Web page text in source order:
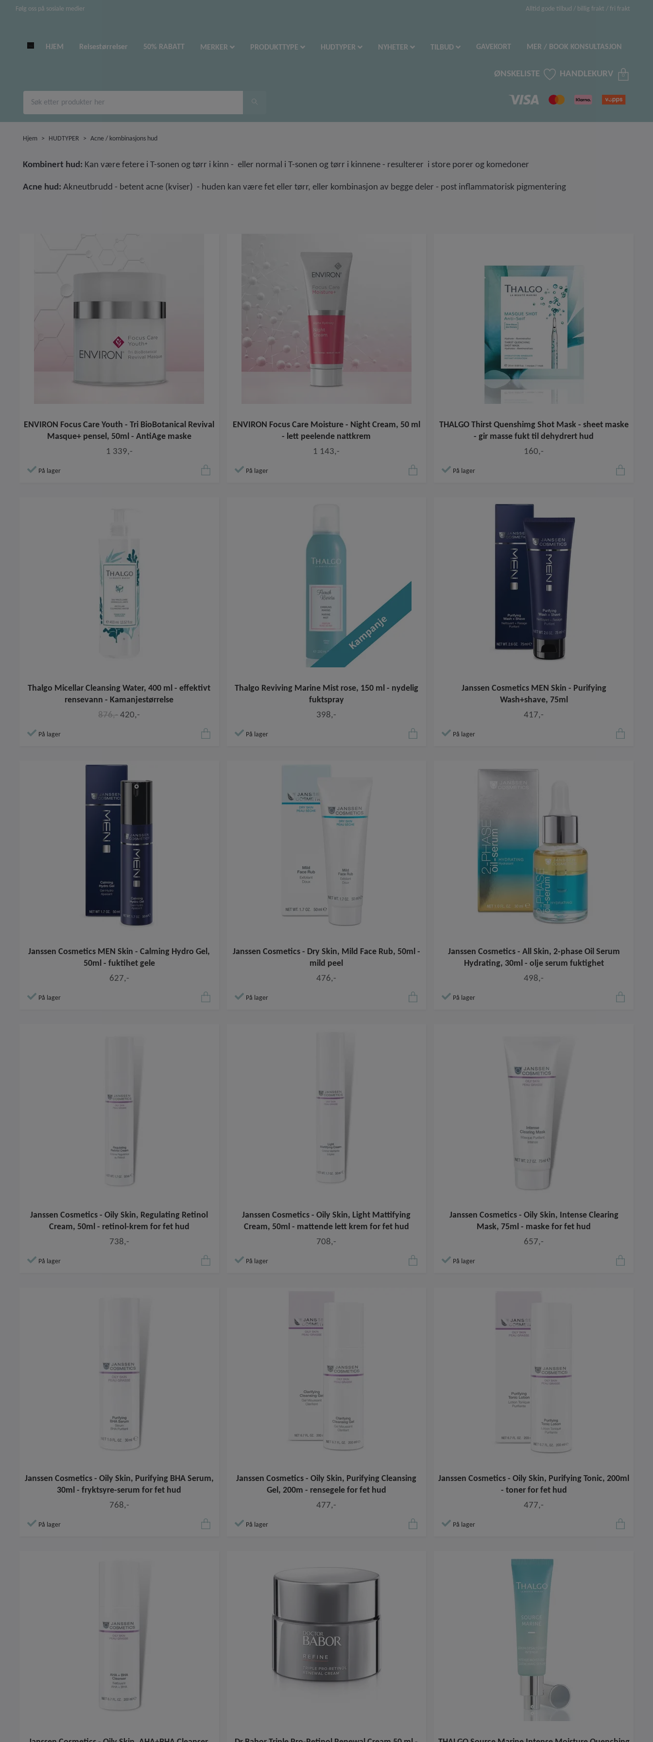
Følg oss på sosiale medier Alltid gode tilbud / billig frakt / fri frakt
HJEM Reisestørrelser 50% RABATT MERKER PRODUKTTYPE HUDTYPER NYHETER TILBUD GAVEKORT MER / BOOK KONSULTASJON
ØNSKELISTE HANDLEKURV 0
Hjem HUDTYPER Acne / kombinasjons hud
Kombinert hud: Kan være fetere i T-sonen og tørr i kinn - eller normal i T-sonen og tørr i kinnene - resulterer i store porer og komedoner
Acne hud: Akneutbrudd - betent acne (kviser) - huden kan være fet eller tørr, eller kombinasjon av begge deler - post inflammatorisk pigmentering
ENVIRON Focus Care Youth - Tri BioBotanical Revival
Masque+ pensel, 50ml - AntiAge maske
1 339,-
På lager
ENVIRON Focus Care Moisture - Night Cream, 50 ml
- lett peelende nattkrem
1 143,-
På lager
THALGO Thirst Quenshimg Shot Mask - sheet maske
- gir masse fukt til dehydrert hud
160,-
På lager
Thalgo Micellar Cleansing Water, 400 ml - effektivt
rensevann - Kamanjestørrelse
876,- 420,-
På lager
Thalgo Reviving Marine Mist rose, 150 ml - nydelig
fuktspray
398,-
På lager
Janssen Cosmetics MEN Skin - Purifying
Wash+shave, 75ml
417,-
På lager
Janssen Cosmetics MEN Skin - Calming Hydro Gel,
50ml - fuktihet gele
627,-
På lager
Janssen Cosmetics - Dry Skin, Mild Face Rub, 50ml -
mild peel
476,-
På lager
Janssen Cosmetics - All Skin, 2-phase Oil Serum
Hydrating, 30ml - olje serum fuktighet
498,-
På lager
Janssen Cosmetics - Oily Skin, Regulating Retinol
Cream, 50ml - retinol-krem for fet hud
738,-
På lager
Janssen Cosmetics - Oily Skin, Light Mattifying
Cream, 50ml - mattende lett krem for fet hud
708,-
På lager
Janssen Cosmetics - Oily Skin, Intense Clearing
Mask, 75ml - maske for fet hud
657,-
På lager
Janssen Cosmetics - Oily Skin, Purifying BHA Serum,
30ml - fryktsyre-serum for fet hud
768,-
På lager
Janssen Cosmetics - Oily Skin, Purifying Cleansing
Gel, 200m - rensegele for fet hud
477,-
På lager
Janssen Cosmetics - Oily Skin, Purifying Tonic, 200ml
- toner for fet hud
477,-
På lager